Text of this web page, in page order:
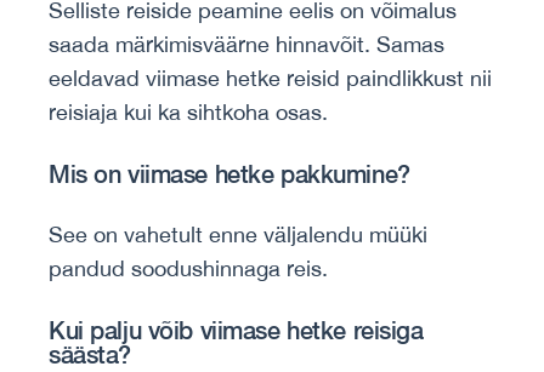
Selliste reiside peamine eelis on võimalus
saada märkimisväärne hinnavõit. Samas
eeldavad viimase hetke reisid paindlikkust nii
reisiaja kui ka sihtkoha osas.
Mis on viimase hetke pakkumine?
See on vahetult enne väljalendu müüki
pandud soodushinnaga reis.
Kui palju võib viimase hetke reisiga
säästa?